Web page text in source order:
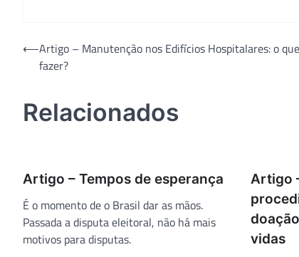
Navegação
⟵Artigo – Manutenção nos Edifícios Hospitalares: o
fazer?
Relacionados
Artigo – Tempos de esperança
É o momento de o Brasil dar as mãos.
Passada a disputa eleitoral, não há mais
motivos para disputas.
Artigo
vidas